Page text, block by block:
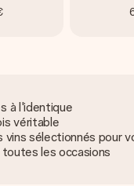
à l'identique
véritable
vins sélectionnés pour
les occasions